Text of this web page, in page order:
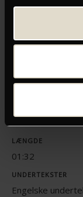
TFD22 -
LÆNGDE
01:32
UNDERTEKSTER
Engelske